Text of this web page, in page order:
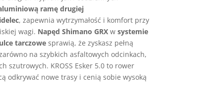
ramę drugiej
, zapewnia wytrzymałość i komfort przy
wagi. Napęd Shimano GRX w systemie
tarczowe sprawią, że zyskasz pełną
na szybkich asfaltowych odcinkach,
szutrowych. KROSS Esker 5.0 to rower
odkrywać nowe trasy i cenią sobie wysoką